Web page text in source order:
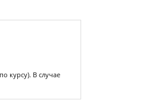
курсу). В случае